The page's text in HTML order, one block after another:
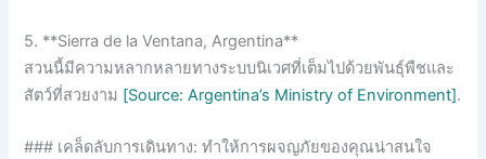
5. **Sierra de la Ventana, Argentina**
สวนนี้มีความหลากหลายทางระบบนิเวศที่เต็มไปด้วยพันธุ์พืชและ
สัตว์ที่สวยงาม [Source: Argentina’s Ministry of Environment].
### เคล็ดลับการเดินทาง: ทำให้การผจญภัยของคุณน่าสนใจ